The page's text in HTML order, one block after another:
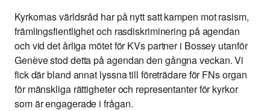
Kyrkornas världsråd har på nytt satt kampen mot rasism,
främlingsfientlighet och rasdiskriminering på agendan
och vid det årliga mötet för KVs partner i Bossey utanför
Genève stod detta på agendan den gångna veckan. Vi
fick där bland annat lyssna till företrädare för FNs organ
för mänskliga rättigheter och representanter för kyrkor
som är engagerade i frågan.